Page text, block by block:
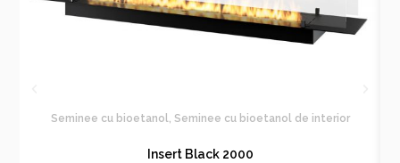
Seminee cu bioetanol, Seminee cu bioetanol de interior
Insert Black 2000